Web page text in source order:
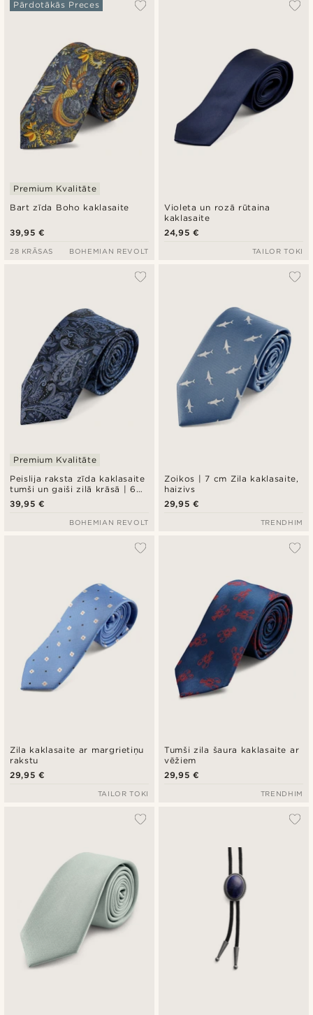
Bart zīda Boho kaklasaite
Pārdotākās Preces
Premium Kvalitāte
39,95 €
28 KRĀSAS BOHEMIAN REVOLT
Violeta un rozā rūtaina
kaklasaite
24,95 €
TAILOR TOKI
Peislija raksta zīda kaklasaite
tumši un gaiši zilā krāsā | 6
cm
Premium Kvalitāte
39,95 €
BOHEMIAN REVOLT
Zoikos | 7 cm Zila kaklasaite,
haizivs
29,95 €
TRENDHIM
Zila kaklasaite ar margrietiņu
rakstu
29,95 €
TAILOR TOKI
Tumši zila šaura kaklasaite ar
vēžiem
29,95 €
TRENDHIM